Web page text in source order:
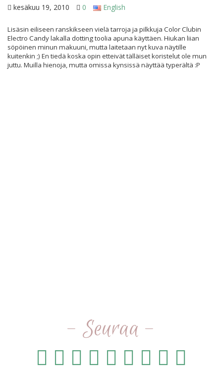
kesäkuu 19, 2010 0 English
Lisäsin eiliseen ranskikseen vielä tarroja ja pilkkuja Color Clubin
Electro Candy lakalla dotting toolia apuna käyttäen. Hiukan liian
söpöinen minun makuuni, mutta laitetaan nyt kuva näytille
kuitenkin ;) En tiedä koska opin etteivät tälläiset koristelut ole mun
juttu. Muilla hienoja, mutta omissa kynsissä näyttää typerältä :P
- Seuraa -